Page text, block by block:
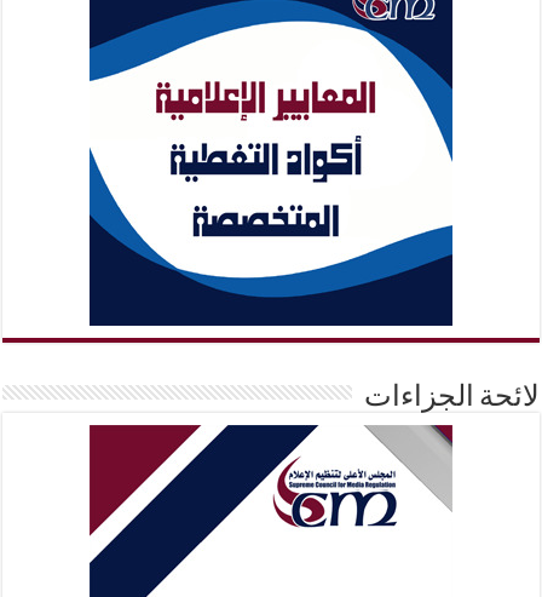
لائحة الجزاءات